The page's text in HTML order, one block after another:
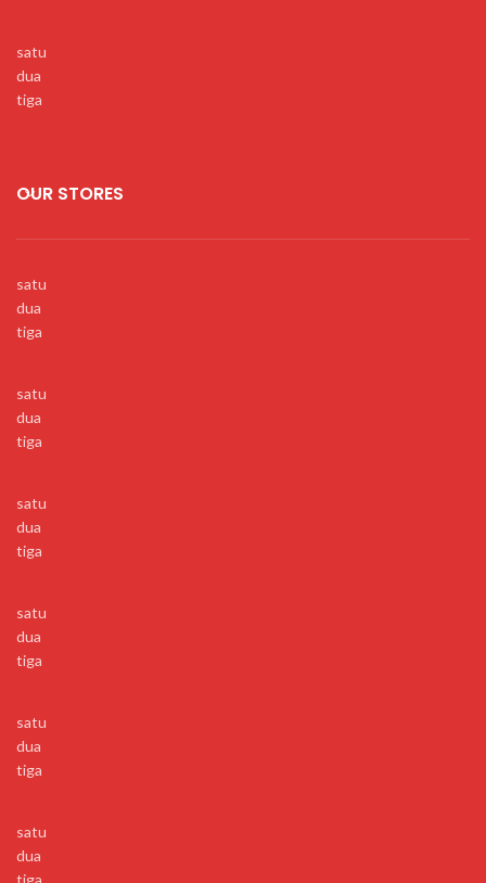
satu
dua
tiga
OUR STORES
satu
dua
tiga
satu
dua
tiga
satu
dua
tiga
satu
dua
tiga
satu
dua
tiga
satu
dua
tiga